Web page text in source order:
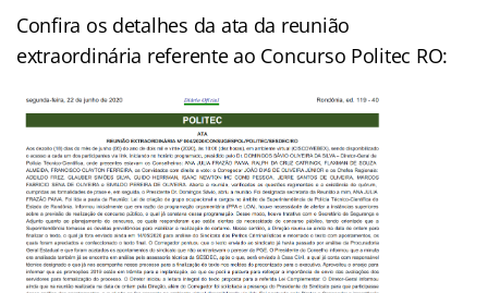
Confira os detalhes da ata da reunião
extraordinária referente ao Concurso Politec RO: